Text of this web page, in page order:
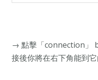
→ 點擊「connection」
接後你將在右下角能到它